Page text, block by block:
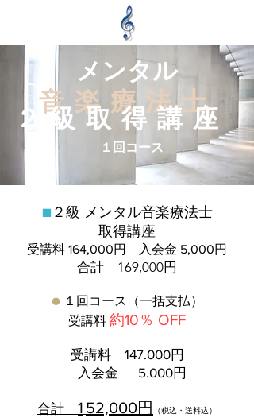
メンタル
​ 音楽療法士
２級取得講座
１回コース
■２ 級 メンタル音楽療法士
取得講座
受講料 164,000円 入会金 5,000円
​合計 169,000円
● １回コース（一括支払）
受講料 約10％ OFF
受講料 147.000円
​ 入会金 5.000円
合計 1 52,000円 （税込・送料込）